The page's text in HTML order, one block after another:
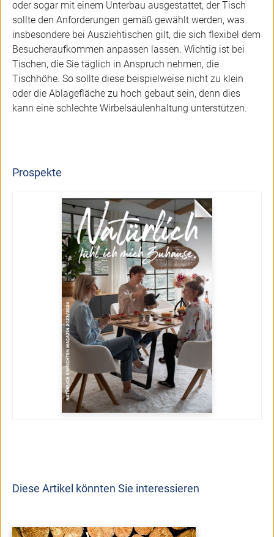
oder sogar mit einem Unterbau ausgestattet, der Tisch
sollte den Anforderungen gemäß gewählt werden, was
insbesondere bei Ausziehtischen gilt, die sich flexibel dem
Besucheraufkommen anpassen lassen. Wichtig ist bei
Tischen, die Sie täglich in Anspruch nehmen, die
Tischhöhe. So sollte diese beispielweise nicht zu klein
oder die Ablagefläche zu hoch gebaut sein, denn dies
kann eine schlechte Wirbelsäulenhaltung unterstützen.
Prospekte
Diese Artikel könnten Sie interessieren